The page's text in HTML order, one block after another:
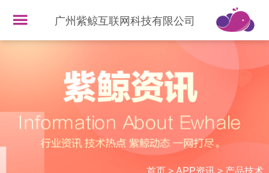
广州紫鲸互联网科技有限公司
首页> APP资讯> 产品技术